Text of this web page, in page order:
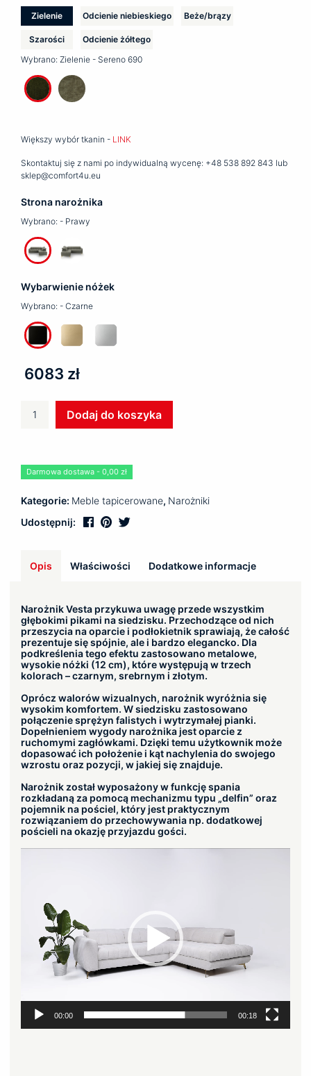
Zielenie Odcienie niebieskiego Beże/brązy
Szarości
Odcienie żółtego
Wybrano: Zielenie - Sereno 690
Większy wybór tkanin - LINK
Skontaktuj się z nami po indywidualną wycenę: +48 538 892 843 lub
sklep@comfort4u.eu
Strona narożnika
Wybrano: - Prawy
Wybarwienie nóżek
Wybrano: - Czarne
6083 zł
Narożnik
Dodaj do koszyka
Darmowa dostawa - 0,00 zł
Kategorie: Meble tapicerowane, Narożniki
Udostępnij:
Opis Właściwości Dodatkowe informacje
Narożnik Vesta przykuwa uwagę przede wszystkim
głębokimi pikami na siedzisku. Przechodzące od nich
przeszycia na oparcie i podłokietnik sprawiają, że całość
prezentuje się spójnie, ale i bardzo elegancko. Dla
podkreślenia tego efektu zastosowano metalowe,
wysokie nóżki (12 cm), które występują w trzech
kolorach – czarnym, srebrnym i złotym.
Oprócz walorów wizualnych, narożnik wyróżnia się
wysokim komfortem. W siedzisku zastosowano
połączenie sprężyn falistych i wytrzymałej pianki.
Dopełnieniem wygody narożnika jest oparcie z
ruchomymi zagłówkami. Dzięki temu użytkownik może
dopasować ich położenie i kąt nachylenia do swojego
wzrostu oraz pozycji, w jakiej się znajduje.
Narożnik został wyposażony w funkcję spania
rozkładaną za pomocą mechanizmu typu „delfin” oraz
pojemnik na pościel, który jest praktycznym
rozwiązaniem do przechowywania np. dodatkowej
pościeli na okazję przyjazdu gości.
00:00 00:18